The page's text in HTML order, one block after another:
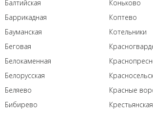
Балтийская
Баррикадная
Бауманская
Беговая
Белокаменная
Белорусская
Беляево
Бибирево
Коньково
Коптево
Котельники
Красные